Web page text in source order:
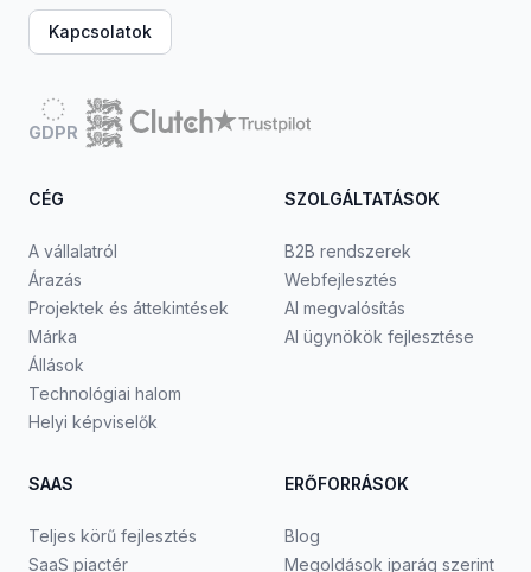
Kapcsolatok
GDPR
CÉG
A vállalatról
Árazás
Projektek és áttekintések
Márka
Állások
Technológiai halom
Helyi képviselők
SZOLGÁLTATÁSOK
B2B rendszerek
Webfejlesztés
AI megvalósítás
AI ügynökök fejlesztése
SAAS
Teljes körű fejlesztés
SaaS piactér
ERŐFORRÁSOK
Blog
Megoldások iparág szerint